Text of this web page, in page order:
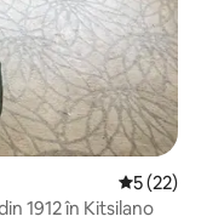
Scor
5 (22)
1912 în Kitsilano